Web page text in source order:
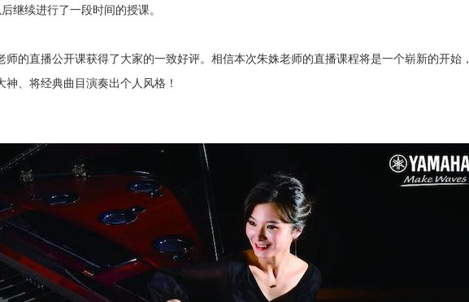
继续进行了一段时间的授课。
的直播公开课获得了大家的一致好评。相信本次朱姝老师的直播课程将是一个崭新的开始，
、将经典曲目演奏出个人风格！